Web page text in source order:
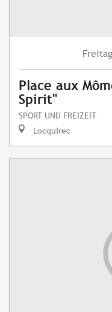
Freitag
Place aux
Spirit"
SPORT UND FREIZEIT
Locquirec